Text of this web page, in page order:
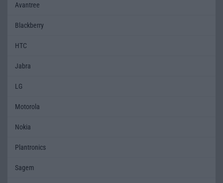
Avantree
Blackberry
HTC
Jabra
LG
Motorola
Nokia
Plantronics
Sagem